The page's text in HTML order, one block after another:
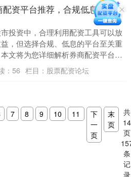
配资平台推荐，合规低息操作指
投资中，合理利用配资工具可以放
，但选择合规、低息的平台至关重
文将为您详细解析券商配资平台的
标准，并提供实用的操作指南，帮助
合规框架下实....
： 56 栏目： 股票配资论坛
7 8 9 10 11
下
一
页
末
页
共
14
页
条
记
录